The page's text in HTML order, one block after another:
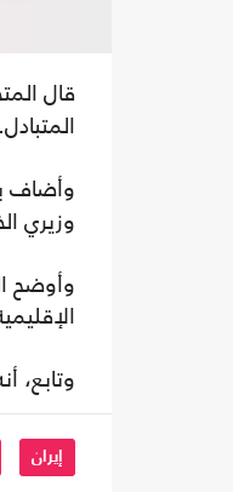
قال
المتبادل.
وأضاف
وزيري
وأوضح
وتابع،
إيران